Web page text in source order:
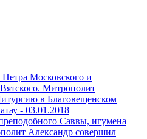
Петра Московского и
Митрополит
в Благовещенском
- 03.01.2018
Саввы, игумена
Александр совершил